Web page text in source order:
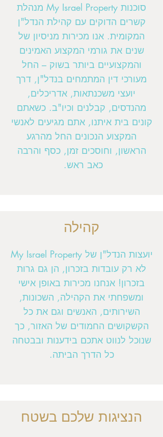
סוכנות My Israel Property מנהלת
קשרים הדוקים עם קהילת הנדל"ן
המקומית. אנו מכירות מניסיון של
שנים את גורמי המקצוע האמינים
והמקצועיים ביותר בשוק – החל
מעורכי דין המתמחים בנדל"ן, דרך
יועצי משכנתאות, אדריכלים,
מהנדסים, קבלנים וכיו"ב. כשאתם
קונים בית איתנו, אתם מגיעים לאנשי
המקצוע הנכונים החל מהרגע
הראשון, וחוסכים זמן, כסף והרבה
כאב ראש.
קהילה
יועצות הנדל"ן של My Israel Property
לא רק עובדות בזכרון, הן גם גרות
בזכרון! אנחנו מכירות באופן אישי
ומשפחתי את הקהילה, השכונות,
השירותים, האנשים וגם את כל
הקשקושים החמודים של האזור, כך
שנוכל לנווט אתכם בידענות ובבטחה
כל הדרך הביתה.
הנציגות שלכם בשטח